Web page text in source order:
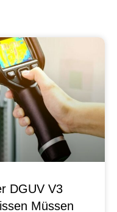
DGUV V3
Müssen